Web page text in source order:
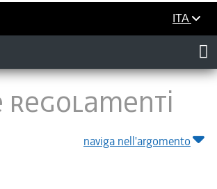
ITA
REGOLAMENTI
naviga nell'argomento